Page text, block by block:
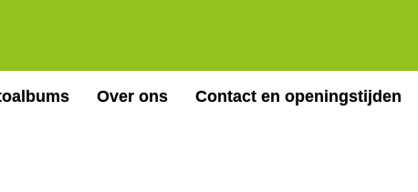
Over ons Contact en openingstijden